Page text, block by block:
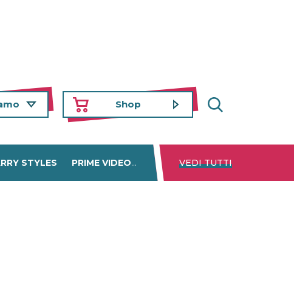
Shop
STYLES PRIME VIDEO DISNEY+ NETFLIX
VEDI TUTTI